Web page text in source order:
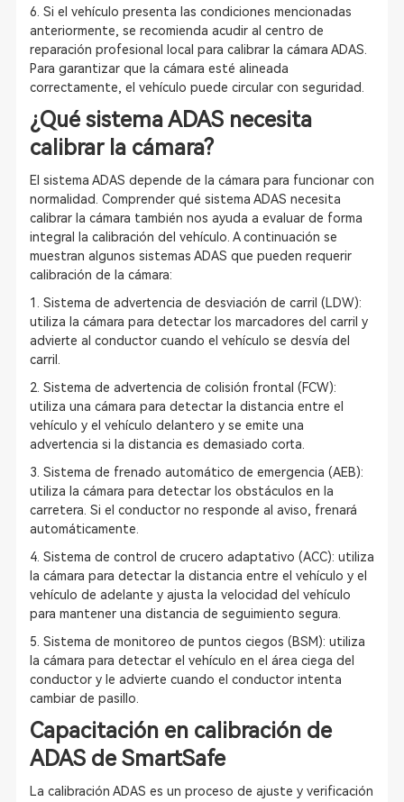
6. Si el vehículo presenta las condiciones mencionadas
anteriormente, se recomienda acudir al centro de
reparación profesional local para calibrar la cámara ADAS.
Para garantizar que la cámara esté alineada
correctamente, el vehículo puede circular con seguridad.
¿Qué sistema ADAS necesita
calibrar la cámara?
El sistema ADAS depende de la cámara para funcionar con
normalidad. Comprender qué sistema ADAS necesita
calibrar la cámara también nos ayuda a evaluar de forma
integral la calibración del vehículo. A continuación se
muestran algunos sistemas ADAS que pueden requerir
calibración de la cámara:
1. Sistema de advertencia de desviación de carril (LDW):
utiliza la cámara para detectar los marcadores del carril y
advierte al conductor cuando el vehículo se desvía del
carril.
2. Sistema de advertencia de colisión frontal (FCW):
utiliza una cámara para detectar la distancia entre el
vehículo y el vehículo delantero y se emite una
advertencia si la distancia es demasiado corta.
3. Sistema de frenado automático de emergencia (AEB):
utiliza la cámara para detectar los obstáculos en la
carretera. Si el conductor no responde al aviso, frenará
automáticamente.
4. Sistema de control de crucero adaptativo (ACC): utiliza
la cámara para detectar la distancia entre el vehículo y el
vehículo de adelante y ajusta la velocidad del vehículo
para mantener una distancia de seguimiento segura.
5. Sistema de monitoreo de puntos ciegos (BSM): utiliza
la cámara para detectar el vehículo en el área ciega del
conductor y le advierte cuando el conductor intenta
cambiar de pasillo.
Capacitación en calibración de
ADAS de SmartSafe
La calibración ADAS es un proceso de ajuste y verificación